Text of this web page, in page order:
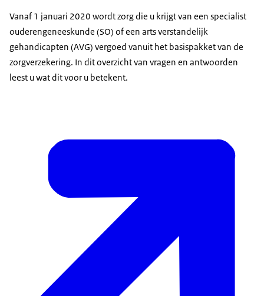
Vanaf 1 januari 2020 wordt zorg die u krijgt van een specialist
ouderengeneeskunde (SO) of een arts verstandelijk
gehandicapten (AVG) vergoed vanuit het basispakket van de
zorgverzekering. In dit overzicht van vragen en antwoorden
leest u wat dit voor u betekent.